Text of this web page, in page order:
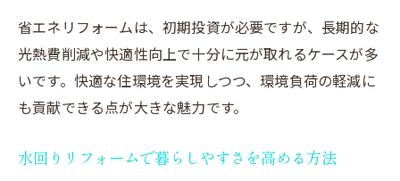
省エネリフォームは、初期投資が必要ですが、長期的な
光熱費削減や快適性向上で十分に元が取れるケースが多
いです。快適な住環境を実現しつつ、環境負荷の軽減に
も貢献できる点が大きな魅力です。
水回りリフォームで暮らしやすさを高める方法